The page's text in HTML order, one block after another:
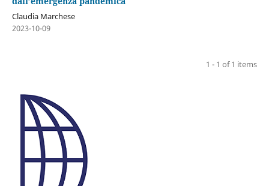
Claudia Marchese
2023-10-09
1 - 1 of 1 items